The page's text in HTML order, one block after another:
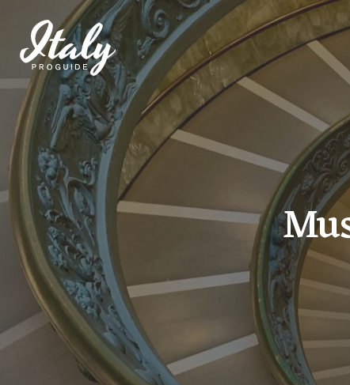
IL PROGETTO
DESTINAZIONI
GUIDE
POI
TICKETS
EVENTI E MOSTRE